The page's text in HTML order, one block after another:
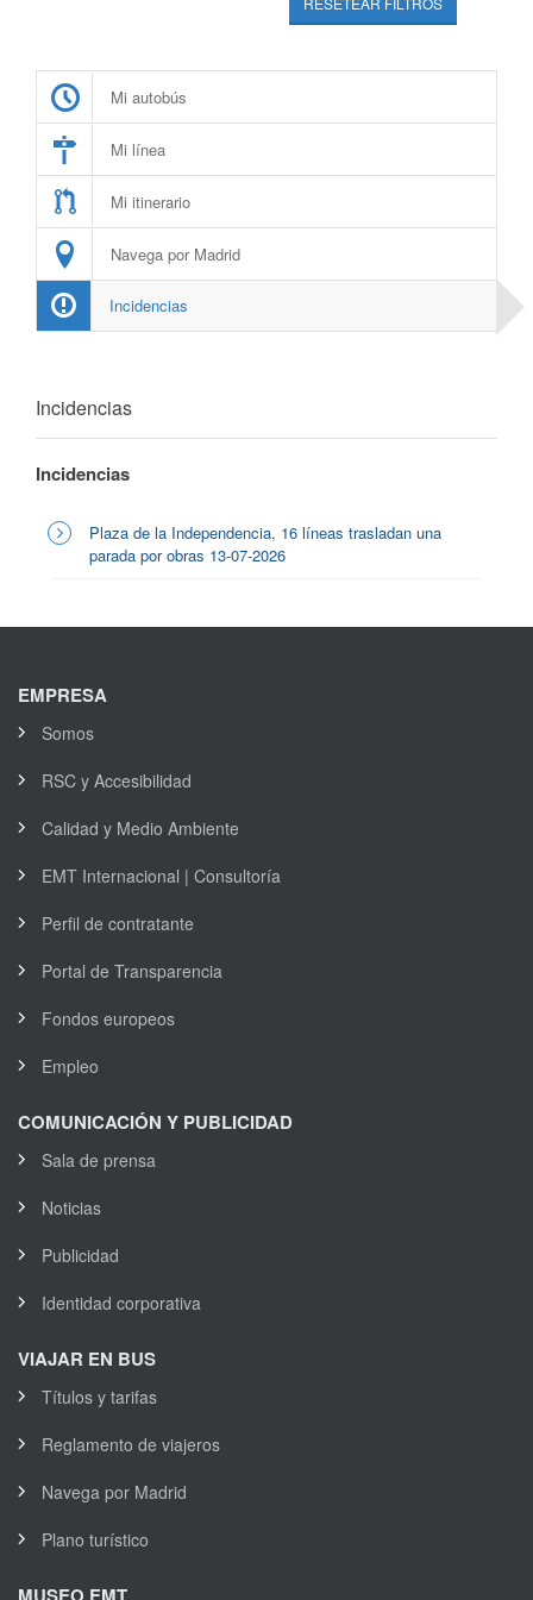
Mi autobús
Mi línea
Mi itinerario
Navega por Madrid
Incidencias
Incidencias
Incidencias
Plaza de la Independencia, 16 líneas trasladan una
parada por obras 13-07-2026
EMPRESA
Somos
RSC y Accesibilidad
Calidad y Medio Ambiente
EMT Internacional | Consultoría
Perfil de contratante
Portal de Transparencia
Fondos europeos
Empleo
COMUNICACIÓN Y PUBLICIDAD
Sala de prensa
Noticias
Publicidad
Identidad corporativa
VIAJAR EN BUS
Títulos y tarifas
Reglamento de viajeros
Navega por Madrid
Plano turístico